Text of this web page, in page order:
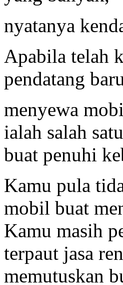
nyatanya
Apabila telah
pendatang
menyewa
ialah salah
buat penuhi
Kamu pula
mobil buat
Kamu masih
terpaut jasa
memutuskan